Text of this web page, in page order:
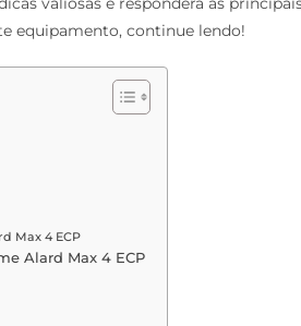
equipamento, continue lendo!
Max 4 ECP
Alard Max 4 ECP